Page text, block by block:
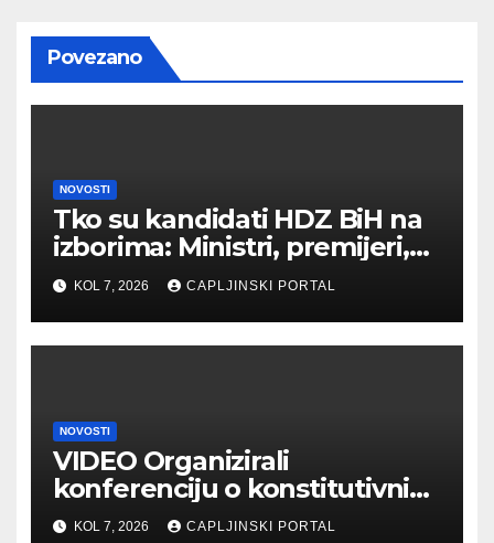
Povezano
NOVOSTI
Tko su kandidati HDZ BiH na
izborima: Ministri, premijeri,
ali i nova imena
KOL 7, 2026 CAPLJINSKI PORTAL
NOVOSTI
VIDEO Organizirali
konferenciju o konstitutivnim
narodima, pa govorili o
KOL 7, 2026 CAPLJINSKI PORTAL